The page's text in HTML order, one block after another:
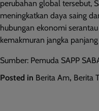
perubahan global tersebut,
meningkatkan daya saing
hubungan ekonomi
kemakmuran jangka
Sumber: Pemuda SAPP
Posted in Berita Am, Berita